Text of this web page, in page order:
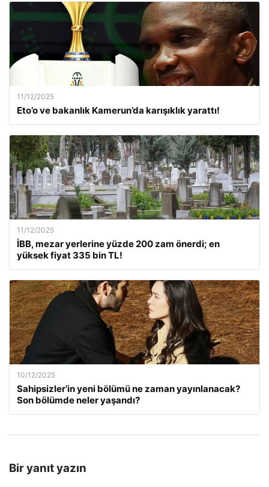
11/12/2025
Eto’o ve bakanlık Kamerun’da karışıklık yarattı!
11/12/2025
İBB, mezar yerlerine yüzde 200 zam önerdi; en
yüksek fiyat 335 bin TL!
10/12/2025
Sahipsizler’in yeni bölümü ne zaman yayınlanacak?
Son bölümde neler yaşandı?
Bir yanıt yazın